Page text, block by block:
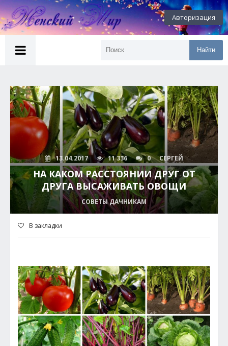
Авторизация
Найти
13.04.2017 11 336 0 СЕРГЕЙ
НА КАКОМ РАССТОЯНИИ ДРУГ ОТ
ДРУГА ВЫСАЖИВАТЬ ОВОЩИ
СОВЕТЫ ДАЧНИКАМ
В закладки